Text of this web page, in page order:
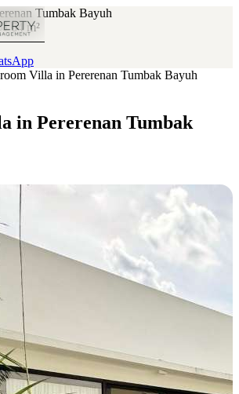
Tumbak Bayuh
64 m²
Villa in Pererenan Tumbak Bayuh
in Pererenan Tumbak